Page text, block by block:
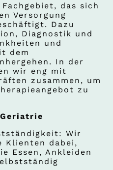
das sich
Versorgung
Dazu
Diagnostik und
und
dem
In der
wir eng mit
zusammen, um
zu
Wir
Klienten dabei,
Essen, Ankleiden